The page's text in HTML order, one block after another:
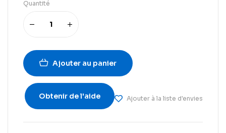
Quantité
Ajouter au panier
Obtenir de l'aide Ajouter à la liste d'envies